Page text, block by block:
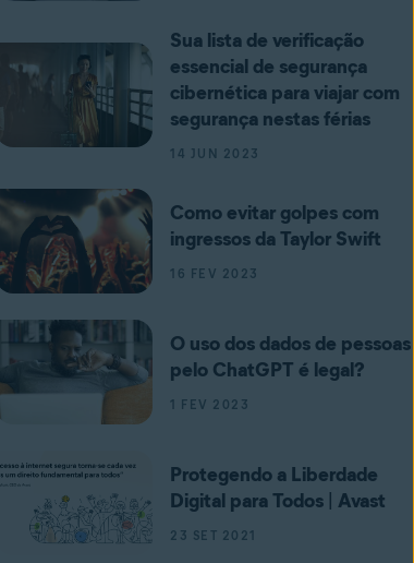
Sua lista de verificação
essencial de segurança
cibernética para viajar com
segurança nestas férias
14 JUN 2023
Como evitar golpes com
ingressos da Taylor Swift
16 FEV 2023
O uso dos dados de pessoas
pelo ChatGPT é legal?
1 FEV 2023
Protegendo a Liberdade
Digital para Todos | Avast
23 SET 2021